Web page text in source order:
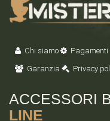
Chi siamo Pagamenti
Garanzia
Privacy
ACCESSORI
LINE